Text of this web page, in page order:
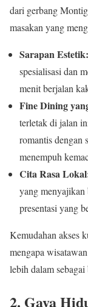
dari gerbang
masakan yang
Sarapan Estetik:
spesialisasi dan
menit berjalan
Fine Dining
terletak di jalan
romantis dengan
menempuh
Cita Rasa
yang menyajikan
presentasi yang
Kemudahan akses
mengapa
lebih dalam
2. Gaya